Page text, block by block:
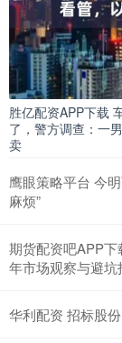
胜亿配资APP下载
了，警方调查：一
卖
鹰眼策略平台 今
麻烦”
期货配资吧APP
年市场观察与避坑
华利配资 招标股